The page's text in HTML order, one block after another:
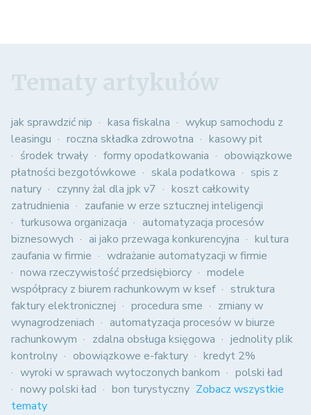
jak sprawdzić nip kasa fiskalna
wykup samochodu z
leasingu
roczna składka zdrowotna
kasowy pit
środek trwały
formy opodatkowania
obowiązkowe
płatności bezgotówkowe
skala podatkowa
spis z
natury
czynny żal dla jpk v7
koszt całkowity
zatrudnienia
zaufanie w erze sztucznej inteligencji
turkusowa organizacja
automatyzacja procesów
biznesowych
ai jako przewaga konkurencyjna
kultura
zaufania w firmie
wdrażanie automatyzacji w firmie
nowa rzeczywistość przedsiębiorcy
modele
współpracy z biurem rachunkowym w ksef
struktura
faktury elektronicznej
procedura sme
zmiany w
wynagrodzeniach
automatyzacja procesów w biurze
rachunkowym
zdalna obsługa księgowa
jednolity plik
kontrolny
obowiązkowe e-faktury
kredyt 2%
wyroki w sprawach wytoczonych bankom
polski ład
nowy polski ład
bon turystyczny Zobacz wszystkie
tematy